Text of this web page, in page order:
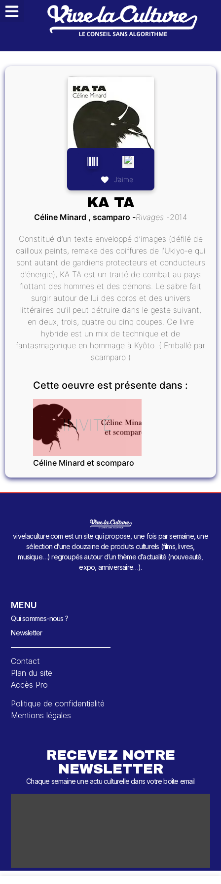
J’aime
KA TA
Céline Minard , scamparo Rivages 2014
Constitué d’un texte enveloppé d’images (défilé de
cailloux peints, remake des coiffures de l’Ukiyo-e qui
sont autant de gardiens protecteurs et conducteurs
d’énergie), KA TA est un traité de combat au pays
flottant des hommes et des démons. Le sabre fait
surgir autour de lui des corps et des univers
littéraires qu’il peut détruire dans le geste suivant,
en deux, trois, quatre ou cinq coupes. Ce livre
hybride est un mix de technique et de
fantasmagorique en hommage à Kyôto. ( Emballé par
scamparo )
Cette oeuvre est présente dans :
INVITÉ
Céline Minard et scomparo
vivelaculture.com est un site qui propose, une fois par semaine, une
sélection d’une douzaine de produits culturels (films, livres,
musique…) regroupés autour d’un thème d’actualité (nouveauté,
expo, anniversaire…).
MENU
Qui sommes-nous ?
Newsletter
Contact
Plan du site
Accès Pro
Politique de confidentialité
Mentions légales
RECEVEZ NOTRE
NEWSLETTER
Chaque semaine une actu culturelle dans votre boîte email